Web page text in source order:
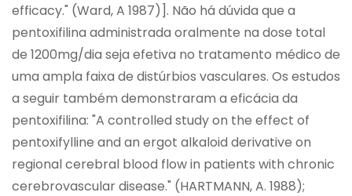
efficacy." (Ward, A 1987)]. Não há dúvida que a
pentoxifilina administrada oralmente na dose total
de 1200mg/dia seja efetiva no tratamento médico de
uma ampla faixa de distúrbios vasculares. Os estudos
a seguir também demonstraram a eficácia da
pentoxifilina: "A controlled study on the effect of
pentoxifylline and an ergot alkaloid derivative on
regional cerebral blood flow in patients with chronic
cerebrovascular disease." (HARTMANN, A. 1988);